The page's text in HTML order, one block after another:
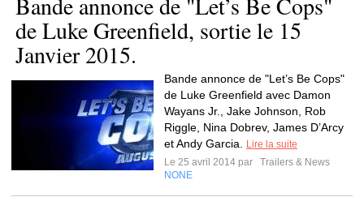
de Luke Greenfield, sortie le 15
Janvier 2015.
Bande annonce de "Let’s Be Cops"
de Luke Greenfield avec Damon
Wayans Jr., Jake Johnson, Rob
Riggle, Nina Dobrev, James D’Arcy
et Andy Garcia.
Lire la suite
Le 25 avril 2014 par
Trailers & News
NONE